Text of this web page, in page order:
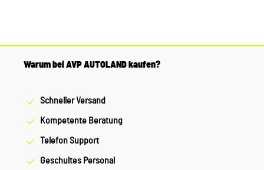
Warum bei AVP AUTOLAND kaufen?
Schneller Versand
Kompetente Beratung
Telefon Support
Geschultes Personal